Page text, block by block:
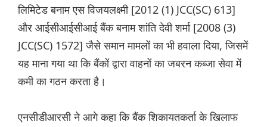
लिमिटेड बनाम एस विजयलक्ष्मी [2012 (1) JCC(SC) 613]
और आईसीआईसीआई बैंक बनाम शांति देवी शर्मा [2008 (3)
JCC(SC) 1572] जैसे समान मामलों का भी हवाला दिया, जिसमें
यह माना गया था कि बैंकों द्वारा वाहनों का जबरन कब्जा सेवा में
कमी का गठन करता है।
एनसीडीआरसी ने आगे कहा कि बैंक शिकायतकर्ता के खिलाफ